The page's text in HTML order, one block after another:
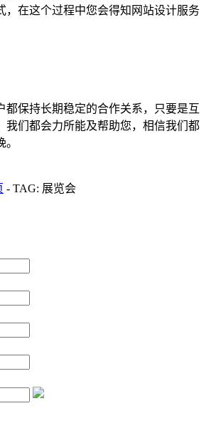
，在这个过程中您会得知网站设计服务
都保持长期稳定的合作关系，只要是互
我们都会力所能及帮助您，相信我们都
- TAG: 展览会